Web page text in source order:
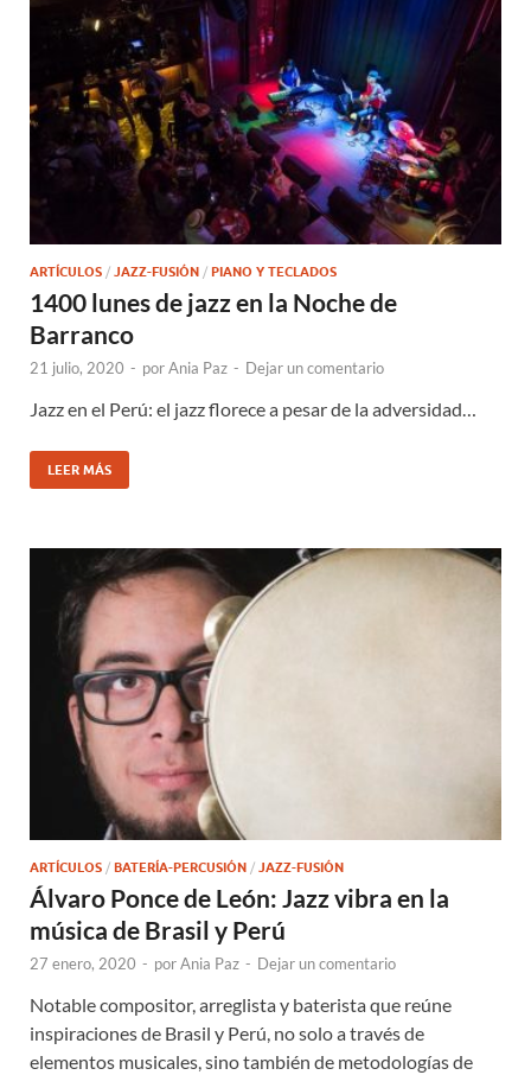
ARTÍCULOS / JAZZ-FUSIÓN / PIANO Y TECLADOS
1400 lunes de jazz en la Noche de
Barranco
21 julio, 2020 - porAnia Paz - Dejar un comentario
Jazz en el Perú: el jazz florece a pesar de la adversidad…
LEER MÁS
ARTÍCULOS / BATERÍA-PERCUSIÓN / JAZZ-FUSIÓN
Álvaro Ponce de León: Jazz vibra en la
música de Brasil y Perú
27 enero, 2020 - porAnia Paz - Dejar un comentario
Notable compositor, arreglista y baterista que reúne
inspiraciones de Brasil y Perú, no solo a través de
elementos musicales, sino también de metodologías de